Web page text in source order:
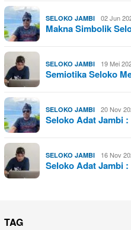
SELOKO JAMBI 02 Jun
Makna Simbolik
SELOKO JAMBI 19 Mei
Semiotika Seloko
SELOKO JAMBI 20 Nov
Seloko Adat Jambi
SELOKO JAMBI 16 Nov
Seloko Adat Jambi
TAG